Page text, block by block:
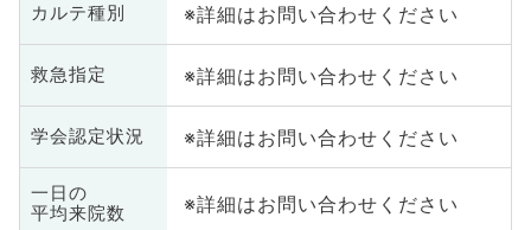
カルテ種別 ※詳細はお問い合わせください
救急指定 ※詳細はお問い合わせください
学会認定状況 ※詳細はお問い合わせください
一日の
平均来院数
※詳細はお問い合わせください